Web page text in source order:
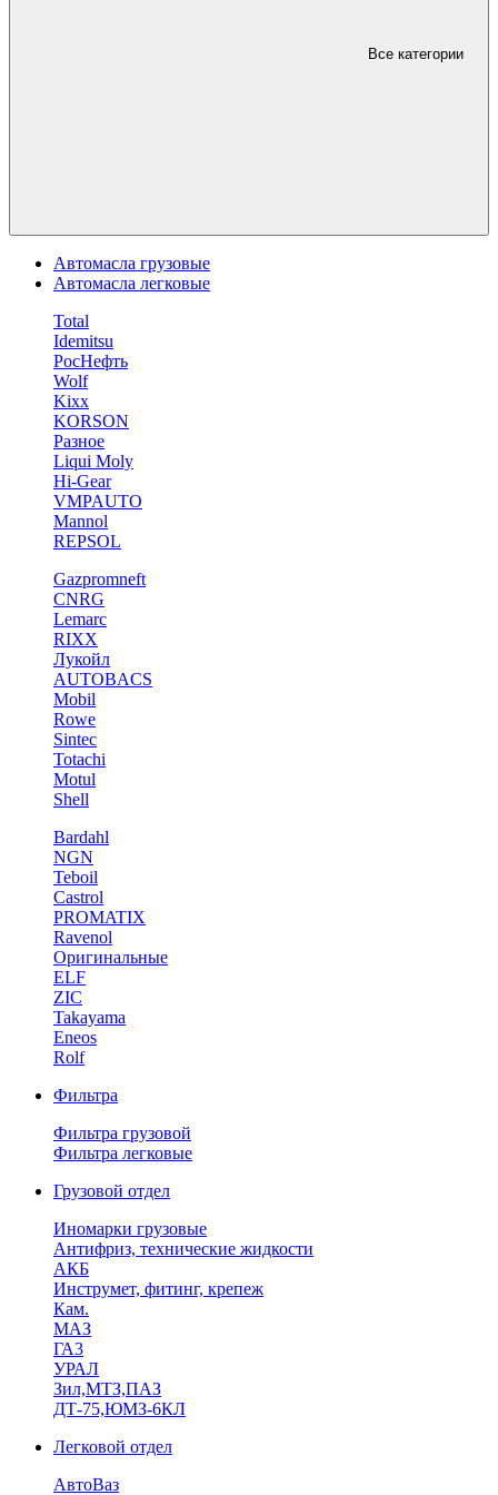
Все категории
Автомасла грузовые
Автомасла легковые
Total
Idemitsu
РосНефть
Wolf
Kixx
KORSON
Разное
Liqui Moly
Hi-Gear
VMPAUTO
Mannol
REPSOL
Gazpromneft
CNRG
Lemarc
RIXX
Лукойл
AUTOBACS
Mobil
Rowe
Sintec
Totachi
Motul
Shell
Bardahl
NGN
Teboil
Castrol
PROMATIX
Ravenol
Оригинальные
ELF
ZIC
Takayama
Eneos
Rolf
Фильтра
Фильтра грузовой
Фильтра легковые
Грузовой отдел
Иномарки грузовые
Антифриз, технические жидкости
АКБ
Инструмет, фитинг, крепеж
Кам.
МАЗ
ГА3
УРАЛ
Зил,МТЗ,ПАЗ
ДТ-75,ЮМЗ-6КЛ
Легковой отдел
АвтоВаз